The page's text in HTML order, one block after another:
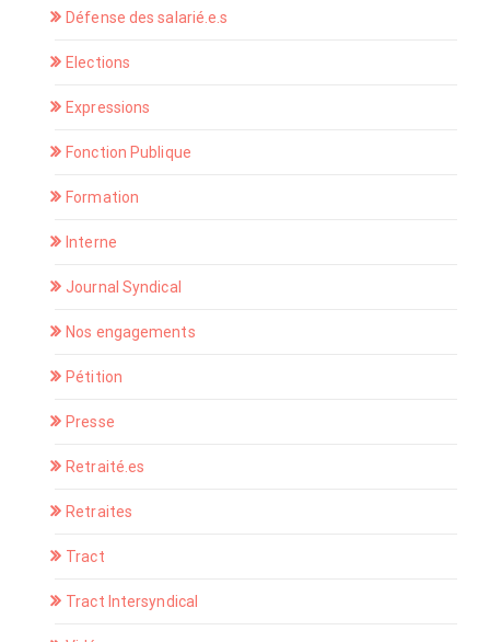
Défense des salarié.e.s
Elections
Expressions
Fonction Publique
Formation
Interne
Journal Syndical
Nos engagements
Pétition
Presse
Retraité.es
Retraites
Tract
Tract Intersyndical